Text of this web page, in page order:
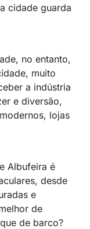
cidade guarda
no entanto,
muito
a indústria
e diversão,
lojas
Albufeira é
desde
e
de
de barco?